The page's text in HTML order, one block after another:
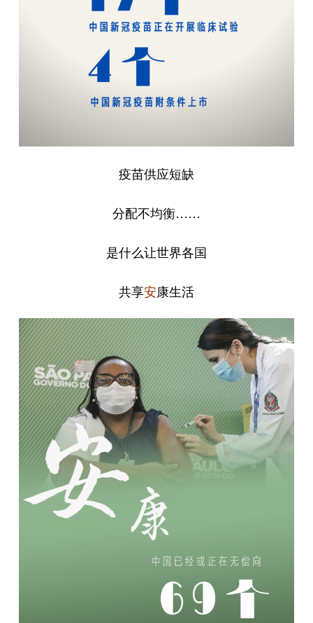
疫苗供应短缺
分配不均衡……
是什么让世界各国
共享安康生活